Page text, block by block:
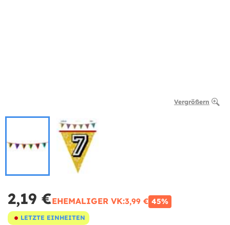
Vergrößern
2,19 €EHEMALIGER VK:3,99 € 45%
LETZTE EINHEITEN